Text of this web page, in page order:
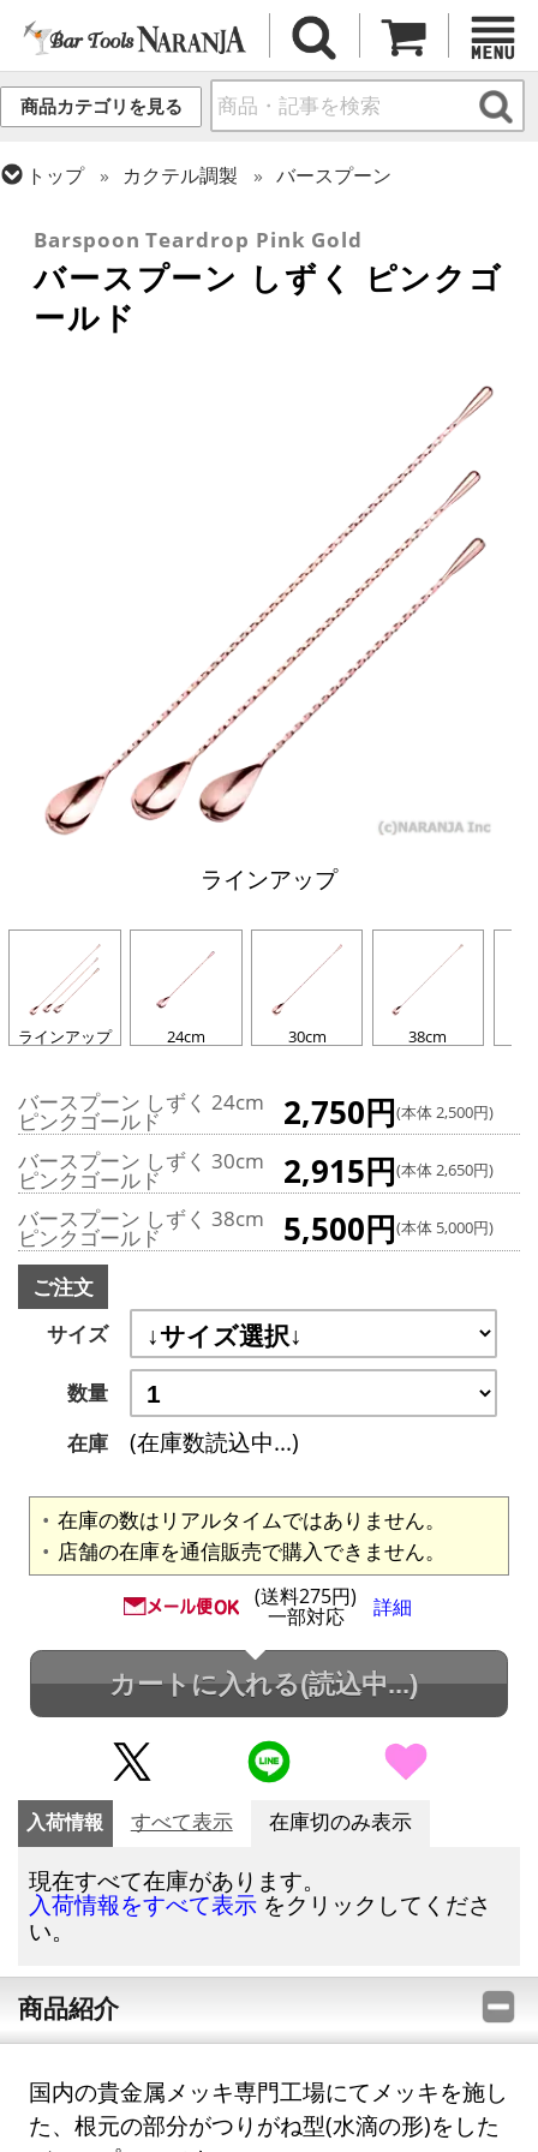
商品カテゴリを見る
トップ カクテル調製
バースプーン
Barspoon Teardrop Pink Gold
バースプーン しずく ピンクゴ
ールド
ラインアップ
ラインアップ 24cm 30cm 38cm
バースプーン しずく 24cm
ピンクゴールド 2,750円(本体 2,500円)
バースプーン しずく 30cm
ピンクゴールド 2,915円(本体 2,650円)
バースプーン しずく 38cm
ピンクゴールド 5,500円(本体 5,000円)
ご注文
サイズ
数量
在庫
(在庫数読込中...)
在庫の数はリアルタイムではありません。
店舗の在庫を通信販売で購入できません。
(送料275円)
一部対応 詳細
カートに入れる(読込中...)
入荷情報 すべて表示 在庫切のみ表示
現在すべて在庫があります。
入荷情報をすべて表示 をクリックしてくださ
い。
商品紹介
国内の貴金属メッキ専門工場にてメッキを施し
た、根元の部分がつりがね型(水滴の形)をした